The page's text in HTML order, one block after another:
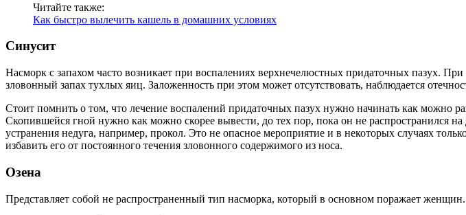
Читайте также:
Как быстро вылечить кашель в домашних условиях
Синусит
Насморк с запахом часто возникает при воспалениях верхнечелюстных придаточных пазух.
зловонный запах тухлых яиц. Заложенность при этом может отсутствовать, наблюдается
Стоит помнить о том, что лечение воспалений придаточных пазух нужно начинать как можно
Скопившейся гной нужно как можно скорее вывести, до тех пор, пока он не распространился
устранения недуга, например, прокол. Это не опасное мероприятие и в некоторых случаях
избавить его от постоянного течения зловонного содержимого из носа.
Озена
Представляет собой не распространенный тип насморка, который в основном поражает